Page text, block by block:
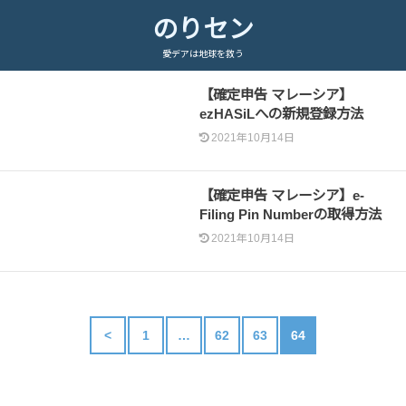
のりセン
愛デアは地球を救う
【確定申告 マレーシア】
ezHASiLへの新規登録方法
2021年10月14日
【確定申告 マレーシア】e-
Filing Pin Numberの取得方法
2021年10月14日
< 1 … 62 63 64